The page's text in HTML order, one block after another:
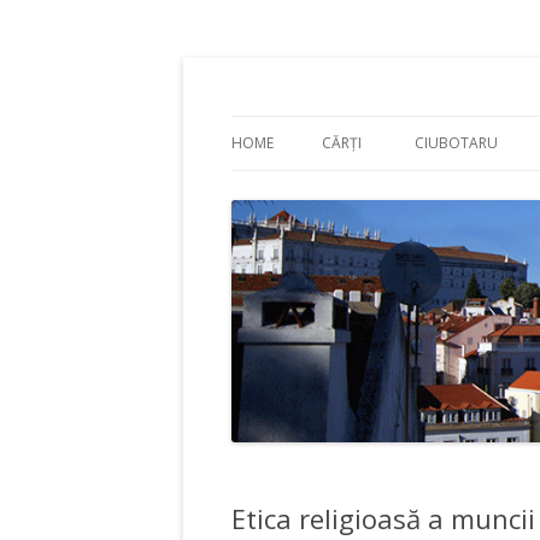
HOME CĂRȚI CIUBOTARU
Etica religioasă a muncii